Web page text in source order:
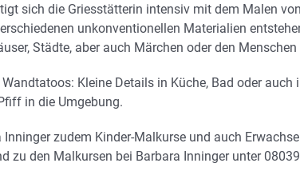
sich die Griesstätterin intensiv mit dem Malen
unkonventionellen Materialien
Städte, aber auch Märchen oder den
Kleine Details in Küche, Bad oder
in die Umgebung.
zudem Kinder-Malkurse und auch
zu den Malkursen bei Barbara Inninger unter